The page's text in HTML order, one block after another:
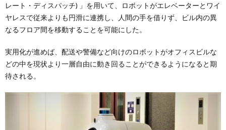
レート・ディスパッチ) 」を用いて、ロボットがエレベーターとワイ
ヤレスで従来よりも円滑に連携し、人間の手を借りず、ビル内の異
なるフロア間を移動することを可能にした。
実用化が進めば、配送や警備など向けのロボットがオフィスビルな
どの中を現状より一層自由に動き回ることができるようになると期
待される。